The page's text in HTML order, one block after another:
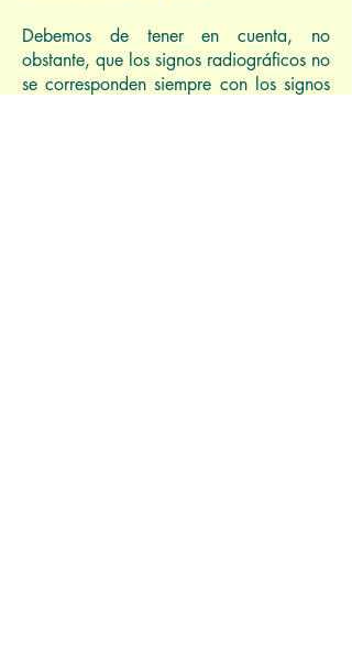
Debemos de tener en cuenta, no
obstante, que los signos radiográficos no
se corresponden siempre con los signos